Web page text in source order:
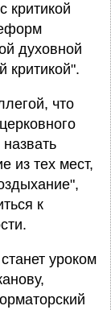
критикой
духовной
критикой".
что
из тех мест,
к
уроком